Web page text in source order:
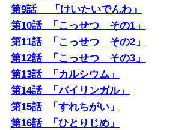
第9話 「けいたいでんわ」
第10話 「こっせつ その1」
第11話 「こっせつ その2」
第12話 「こっせつ その3」
第13話 「カルシウム」
第14話 「バイリンガル」
第15話 「すれちがい」
第16話 「ひとりじめ」